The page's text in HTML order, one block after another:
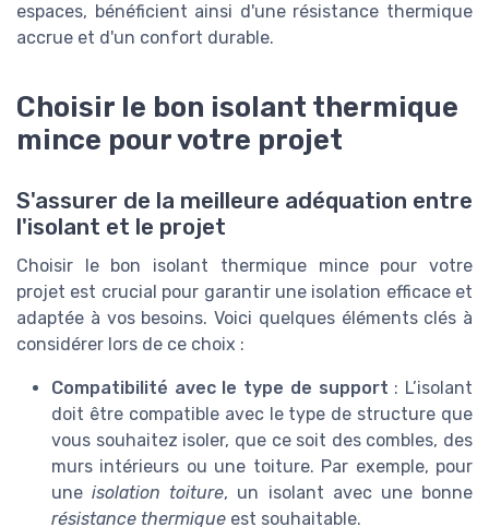
espaces, bénéficient ainsi d'une résistance thermique
accrue et d'un confort durable.
Choisir le bon isolant thermique
mince pour votre projet
S'assurer de la meilleure adéquation entre
l'isolant et le projet
Choisir le bon isolant thermique mince pour votre
projet est crucial pour garantir une isolation efficace et
adaptée à vos besoins. Voici quelques éléments clés à
considérer lors de ce choix :
Compatibilité avec le type de support : L’isolant
doit être compatible avec le type de structure que
vous souhaitez isoler, que ce soit des combles, des
murs intérieurs ou une toiture. Par exemple, pour
uneisolation toiture, un isolant avec une bonne
résistance thermique est souhaitable.